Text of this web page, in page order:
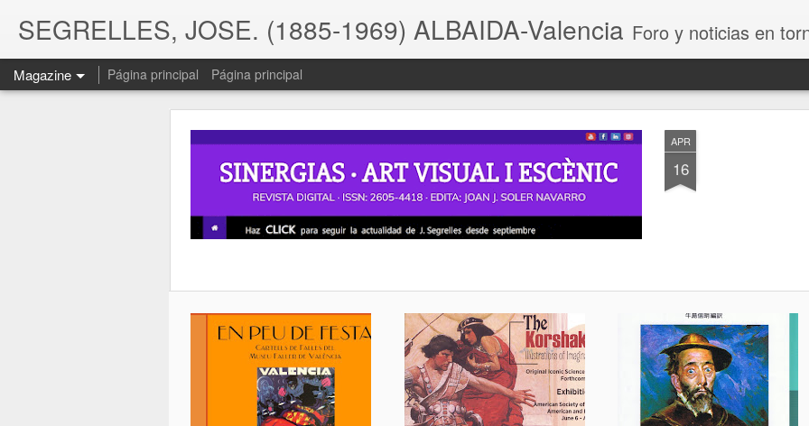
SEGRELLES, JOSE. (1885-1969) ALBAIDA-Valencia Foro y noticias en torno a
Magazine Página principal Página principal
APR
16